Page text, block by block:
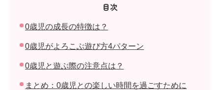
目次
0歳児の成長の特徴は？
0歳児がよろこぶ遊び方4パターン
0歳児と遊ぶ際の注意点は？
まとめ：0歳児との楽しい時間を過ごすために